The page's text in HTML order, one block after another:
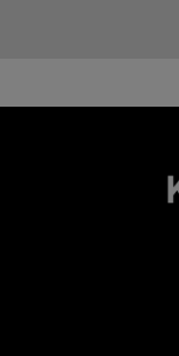
behåller
och